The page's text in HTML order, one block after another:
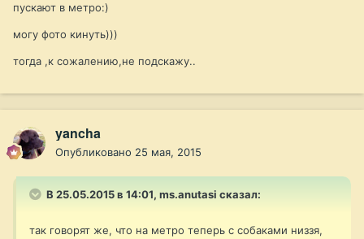
пускают в метро:)
могу фото кинуть)))
тогда ,к сожалению,не подскажу..
yancha
Опубликовано 25 мая, 2015
В 25.05.2015 в 14:01, ms.anutasi сказал:
так говорят же, что на метро теперь с собаками низзя,